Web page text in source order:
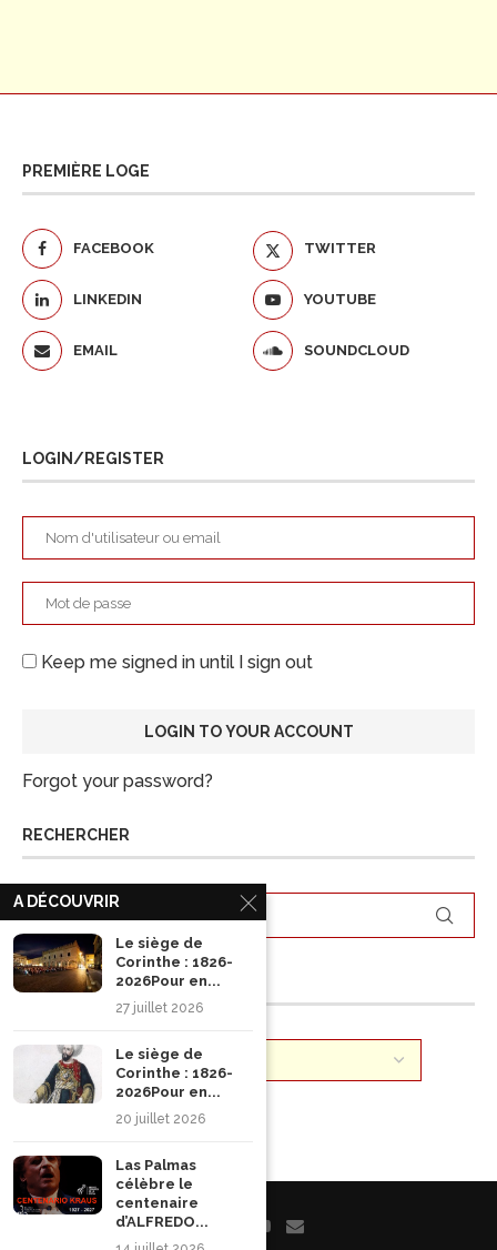
PREMIÈRE LOGE
FACEBOOK TWITTER
LINKEDIN YOUTUBE
EMAIL SOUNDCLOUD
LOGIN/REGISTER
Keep me signed in until I sign out
Forgot your password?
RECHERCHER
ARCHIVES
A DÉCOUVRIR
Le siège de
Corinthe : 1826-
2026Pour en...
27 juillet 2026
Le siège de
Corinthe : 1826-
2026Pour en...
20 juillet 2026
Las Palmas
célèbre le
centenaire
d’ALFREDO...